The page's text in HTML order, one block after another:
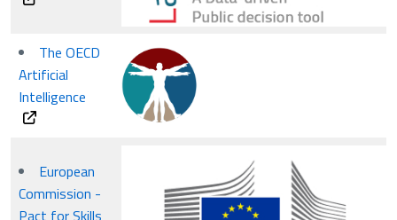
The OECD
Artificial
Intelligence
European
Commission -
Pact for Skills